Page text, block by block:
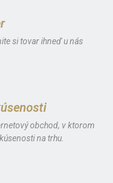
si tovar ihneď u nás
obchod, v ktorom
na trhu.